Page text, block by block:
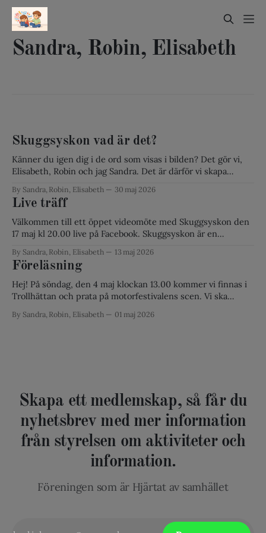
Sandra, Robin, Elisabeth
Skuggsyskon vad är det?
Känner du igen dig i de ord som visas i bilden? Det gör vi,
Elisabeth, Robin och jag Sandra. Det är därför vi skapa
kunskapen om skuggsyskon och kunna förhindra att
psykisk ohälsa uppkomma pågrund av skuggan man hamnar
By Sandra, Robin, Elisabeth 30 maj 2026
Live träff
Välkommen till ett öppet videomöte med Skuggsyskon den
17 maj kl 20.00 live på Facebook. Skuggsyskon är en
diagnoser eller andra utmaningar i vardagen. Nu bjuder vi in
till ett informellt och tryggt digitalt möte där alla syskon,
föräldrar, yrkesverksamma
By Sandra, Robin, Elisabeth 13 maj 2026
Föreläsning
Hej! På söndag, den 4 maj klockan 13.00 kommer vi finnas i
Trollhättan och prata på motorfestivalens scen. Vi ska
är och vilka vi är som har startat skuggsyskon. Vi kommer
By Sandra, Robin, Elisabeth 01 maj 2026
Skapa ett medlemskap, så får du
nyhetsbrev med mer information
från styrelsen om aktiviteter och
information.
Föreningen som är Hjärtat av samhället